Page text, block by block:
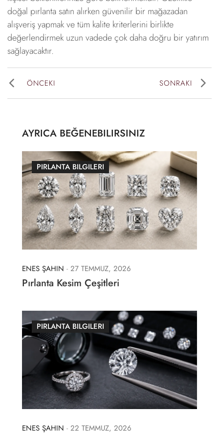
doğal pırlanta satın alırken güvenilir bir mağazadan
alışveriş yapmak ve tüm kalite kriterlerini birlikte
değerlendirmek uzun vadede çok daha doğru bir yatırım
sağlayacaktır.
ÖNCEKI SONRAKI
AYRICA BEĞENEBILIRSINIZ
PIRLANTA BILGILERI
ENES ŞAHIN - 27 TEMMUZ, 2026
Pırlanta Kesim Çeşitleri
PIRLANTA BILGILERI
ENES ŞAHIN - 22 TEMMUZ, 2026